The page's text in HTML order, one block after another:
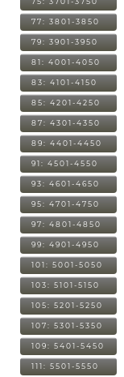
77: 3801-3850
79: 3901-3950
81: 4001-4050
83: 4101-4150
85: 4201-4250
87: 4301-4350
89: 4401-4450
91: 4501-4550
93: 4601-4650
95: 4701-4750
97: 4801-4850
99: 4901-4950
101: 5001-5050
103: 5101-5150
105: 5201-5250
107: 5301-5350
109: 5401-5450
111: 5501-5550